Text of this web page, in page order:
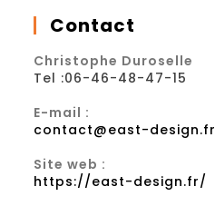
Contact
Christophe Duroselle
Tel :06-46-48-47-15
E-mail :
contact@east-design.fr
Site web :
https://east-design.fr/